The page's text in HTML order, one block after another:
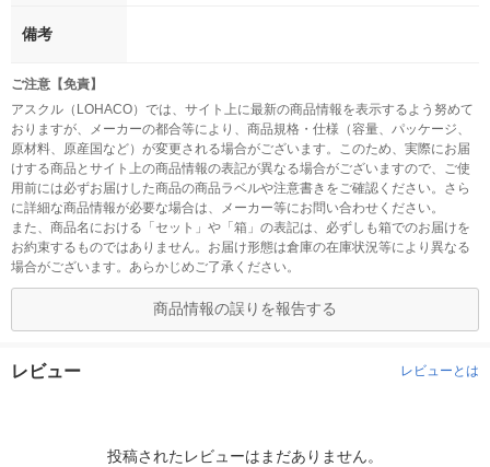
備考
ご注意【免責】
アスクル（LOHACO）では、サイト上に最新の商品情報を表示するよう努めて
おりますが、メーカーの都合等により、商品規格・仕様（容量、パッケージ、
原材料、原産国など）が変更される場合がございます。このため、実際にお届
けする商品とサイト上の商品情報の表記が異なる場合がございますので、ご使
用前には必ずお届けした商品の商品ラベルや注意書きをご確認ください。さら
に詳細な商品情報が必要な場合は、メーカー等にお問い合わせください。
また、商品名における「セット」や「箱」の表記は、必ずしも箱でのお届けを
お約束するものではありません。お届け形態は倉庫の在庫状況等により異なる
場合がございます。あらかじめご了承ください。
商品情報の誤りを報告する
レビュー レビューとは
投稿されたレビューはまだありません。